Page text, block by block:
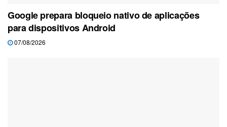
Google prepara bloqueio nativo de aplicações
para dispositivos Android
07/08/2026